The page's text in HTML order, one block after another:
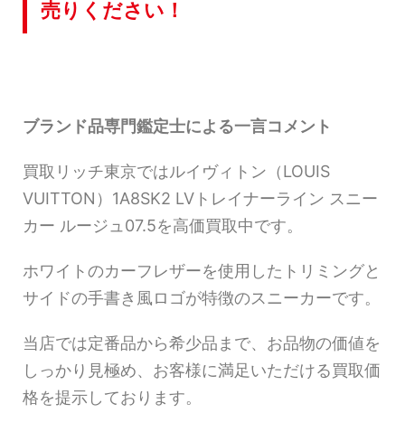
売りください！
ブランド品専門鑑定士による一言コメント
買取リッチ東京ではルイヴィトン（LOUIS
VUITTON）1A8SK2 LVトレイナーライン スニー
カー ルージュ07.5を高価買取中です。
ホワイトのカーフレザーを使用したトリミングと
サイドの手書き風ロゴが特徴のスニーカーです。
当店では定番品から希少品まで、お品物の価値を
しっかり見極め、お客様に満足いただける買取価
格を提示しております。